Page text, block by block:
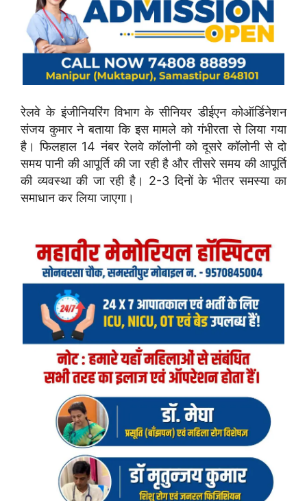
रेलवे के इंजीनियरिंग विभाग के सीनियर डीईएन कोऑर्डिनेशन
संजय कुमार ने बताया कि इस मामले को गंभीरता से लिया गया
है। फिलहाल 14 नंबर रेलवे कॉलोनी को दूसरे कॉलोनी से दो
समय पानी की आपूर्ति की जा रही है और तीसरे समय की आपूर्ति
की व्यवस्था की जा रही है। 2-3 दिनों के भीतर समस्या का
समाधान कर लिया जाएगा।